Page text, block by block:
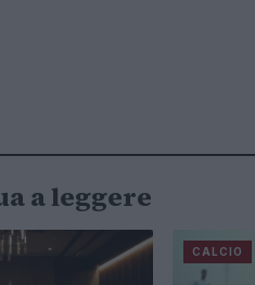
a leggere
CALCIO